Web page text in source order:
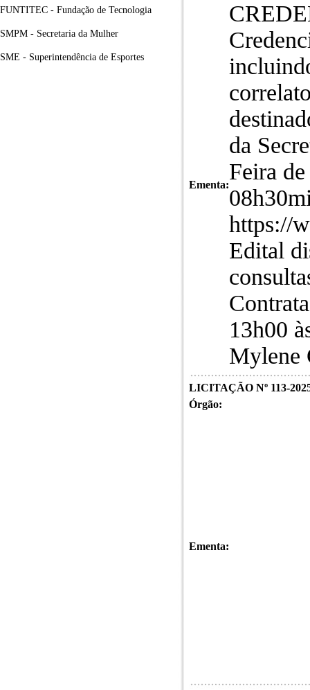
FUNTITEC - Fundação de Tecnologia
SMPM - Secretaria da Mulher
SME - Superintendência de Esportes
Ementa:
da
Feira
https://
Edital
13h00
Mylene
LICITAÇÃO Nº 113-
Órgão:
Ementa: